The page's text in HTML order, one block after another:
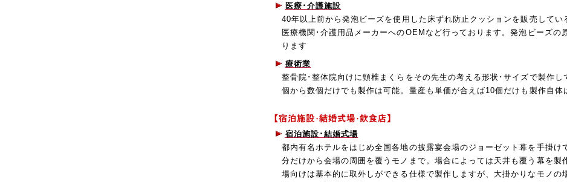
医療･介護施設
40年以上前から発泡ビーズを使用した床ずれ防止クッションを販売してい
医療機関･介護用品メーカーへのOEMなど行っております。発泡ビーズの
ります
療術業
整骨院･整体院向けに頸椎まくらをその先生の考える形状･サイズで製作し
個から数個だけでも製作は可能。量産も単価が合えば10個だけも製作自体
宿泊施設･結婚式場
都内有名ホテルをはじめ全国各地の披露宴会場のジョーゼット幕を手掛け
分だけから会場の周囲を覆うモノまで。場合によっては天井も覆う幕を製
場向けは基本的に取外しができる仕様で製作しますが、大掛かりなモノの